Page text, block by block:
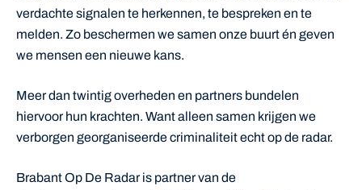
verdachte signalen te herkennen, te bespreken en te
melden. Zo beschermen we samen onze buurt én geven
we mensen een nieuwe kans.
Meer dan twintig overheden en partners bundelen
hiervoor hun krachten. Want alleen samen krijgen we
verborgen georganiseerde criminaliteit echt op de radar.
Brabant Op De Radar is partner van de